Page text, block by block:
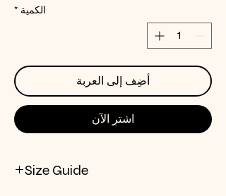
الكمية *
أضِف إلى العربة
اشترِ الآن
Size Guide